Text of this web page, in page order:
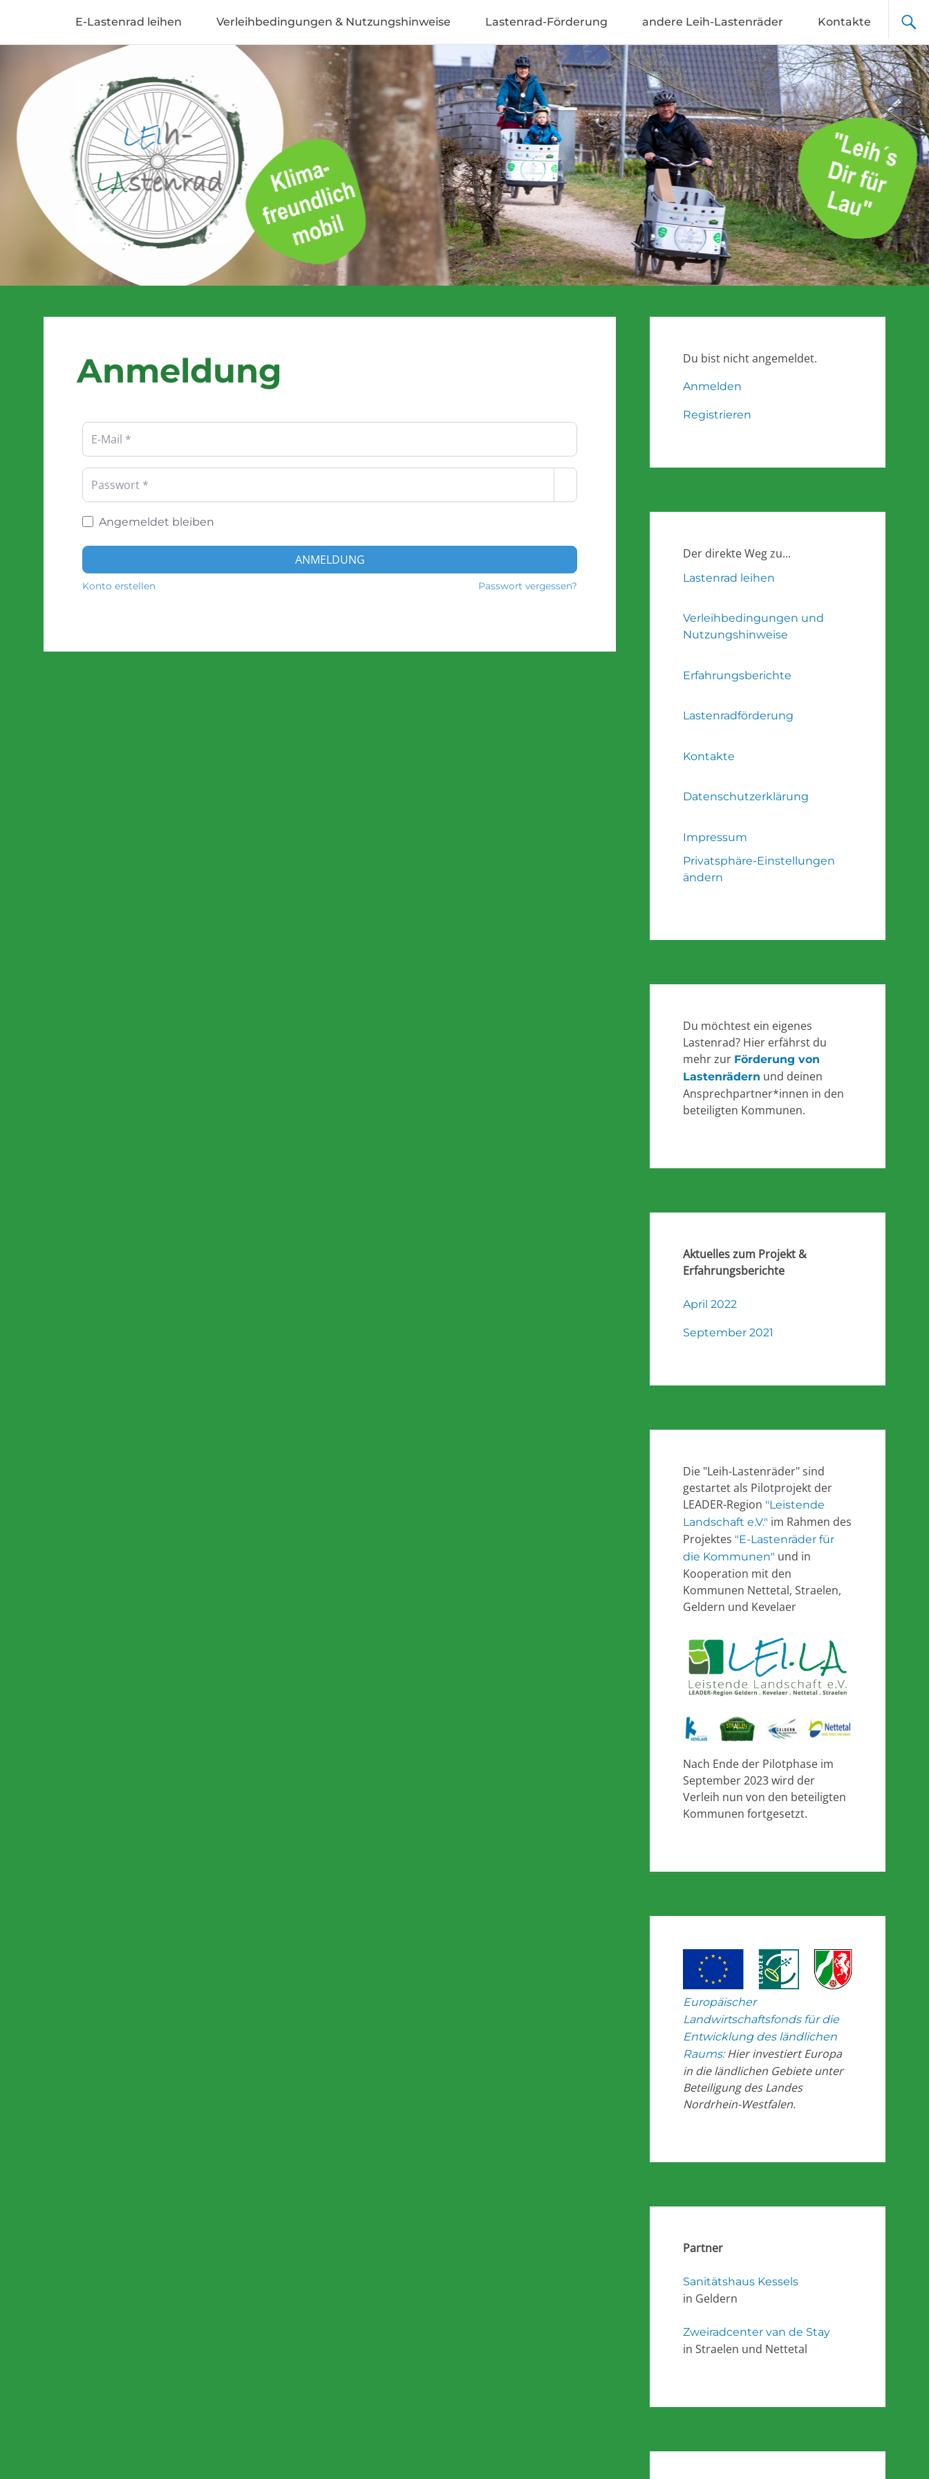
E-Lastenrad leihen Verleihbedingungen & Nutzungshinweise Lastenrad-Förderung andere Leih-Lastenräder Kontakte
Anmeldung
Benutzername oder E-Mail-Adresse
Passwort
Angemeldet bleiben
ANMELDUNG
Konto erstellen Passwort vergessen?
Du bist nicht angemeldet.
Anmelden
Registrieren
Der direkte Weg zu...
Lastenrad leihen
Verleihbedingungen und
Nutzungshinweise
Erfahrungsberichte
Lastenradförderung
Kontakte
Datenschutzerklärung
Impressum
Privatsphäre-Einstellungen
ändern
Du möchtest ein eigenes
Lastenrad? Hier erfährst du
mehr zur Förderung von
Lastenrädern und deinen
Ansprechpartner*innen in den
beteiligten Kommunen.
Aktuelles zum Projekt &
Erfahrungsberichte
April 2022
September 2021
Die "Leih-Lastenräder" sind
gestartet als Pilotprojekt der
LEADER-Region "Leistende
Landschaft e.V." im Rahmen des
Projektes "E-Lastenräder für
die Kommunen" und in
Kooperation mit den
Kommunen Nettetal, Straelen,
Geldern und Kevelaer
Nach Ende der Pilotphase im
September 2023 wird der
Verleih nun von den beteiligten
Kommunen fortgesetzt.
Europäischer
Landwirtschaftsfonds für die
Entwicklung des ländlichen
Raums:Hier investiert Europa
in die ländlichen Gebiete unter
Beteiligung des Landes
Nordrhein-Westfalen.
Partner
Sanitätshaus Kessels
in Geldern
Zweiradcenter van de Stay
in Straelen und Nettetal